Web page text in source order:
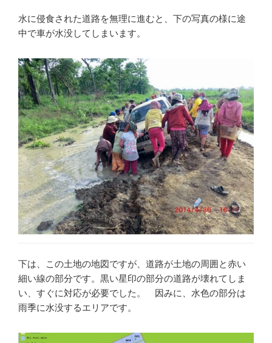
水に侵食された道路を無理に進むと、下の写真の様に途
中で車が水没してしまいます。
下は、この土地の地図ですが、道路が土地の周囲と赤い
細い線の部分です。黒い星印の部分の道路が壊れてしま
い、すぐに対応が必要でした。 因みに、水色の部分は
雨季に水没するエリアです。